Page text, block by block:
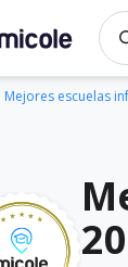
buscador
Mejores escuelas